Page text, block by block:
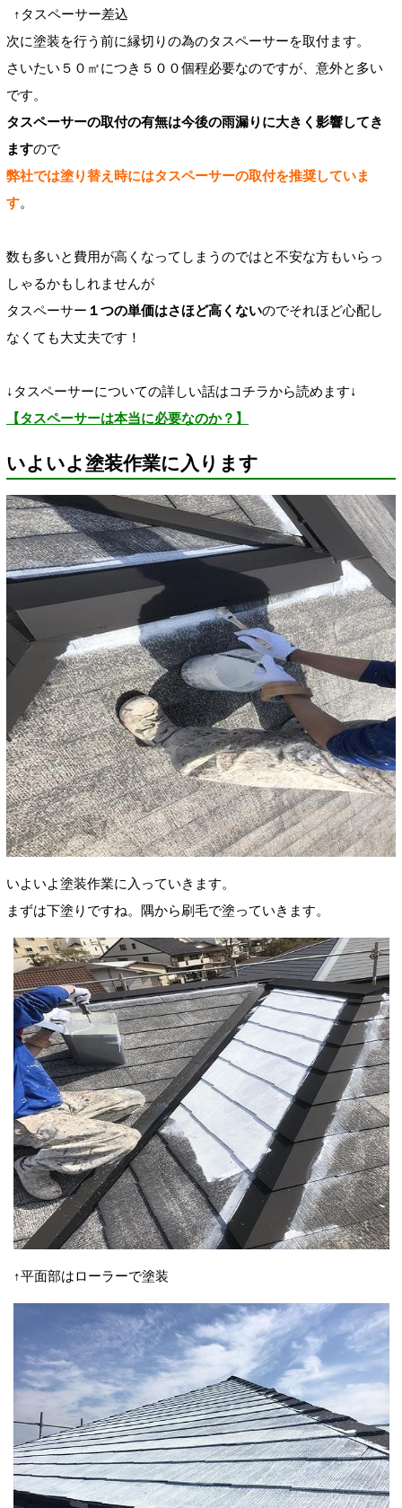
↑タスペーサー差込
次に塗装を行う前に縁切りの為のタスペーサーを取付ます。
さいたい５０㎡につき５００個程必要なのですが、意外と多い
です。
タスペーサーの取付の有無は今後の雨漏りに大きく影響してき
ますので
弊社では塗り替え時にはタスペーサーの取付を推奨していま
す。
数も多いと費用が高くなってしまうのではと不安な方もいらっ
しゃるかもしれませんが
タスペーサー １つの単価はさほど高くないのでそれほど心配し
なくても大丈夫です！
↓タスペーサーについての詳しい話はコチラから読めます↓
【タスペーサーは本当に必要なのか？】
いよいよ塗装作業に入ります
いよいよ塗装作業に入っていきます。
まずは下塗りですね。隅から刷毛で塗っていきます。
↑平面部はローラーで塗装